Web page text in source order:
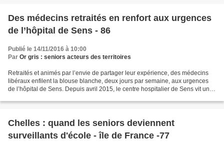
Des médecins retraités en renfort aux urgences
de l’hôpital de Sens - 86
Publié le 14/11/2016 à 10:00
Par Or gris : seniors acteurs des territoires
Retraités et animés par l’envie de partager leur expérience, des médecins
libéraux enfilent la blouse blanche, deux jours par semaine, aux urgences
de l’hôpital de Sens. Depuis avril 2015, le centre hospitalier de Sens vit une
Chelles : quand les seniors deviennent
surveillants d'école - île de France -77